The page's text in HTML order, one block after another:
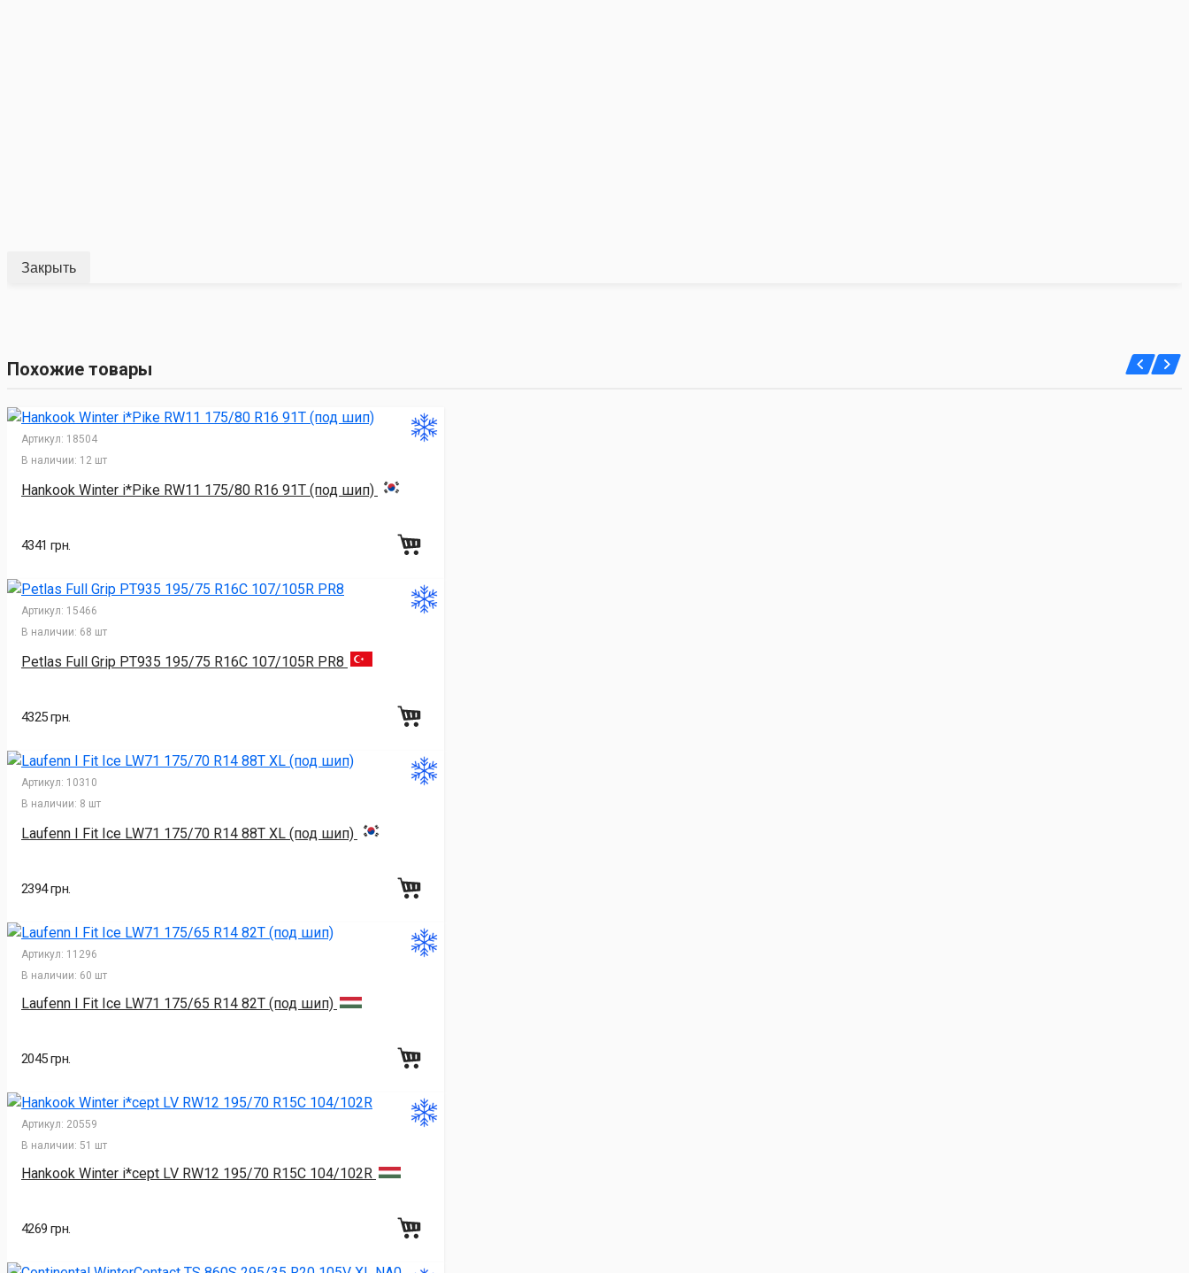
Закрыть
Похожие товары
Артикул: 18504
В наличии: 12 шт
Hankook Winter i*Pike RW11 175/80 R16 91T (под шип)
4341 грн.
Артикул: 15466
В наличии: 68 шт
Petlas Full Grip PT935 195/75 R16C 107/105R PR8
4325 грн.
Артикул: 10310
В наличии: 8 шт
Laufenn I Fit Ice LW71 175/70 R14 88T XL (под шип)
2394 грн.
Артикул: 11296
В наличии: 60 шт
Laufenn I Fit Ice LW71 175/65 R14 82T (под шип)
2045 грн.
Артикул: 20559
В наличии: 51 шт
Hankook Winter i*cept LV RW12 195/70 R15C 104/102R
4269 грн.